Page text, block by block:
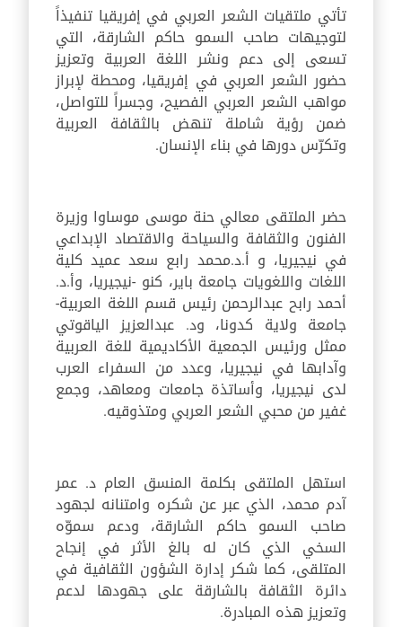
تأتي ملتقيات الشعر العربي في إفريقيا تنفيذاً
لتوجيهات صاحب السمو حاكم الشارقة، التي
تسعى إلى دعم ونشر اللغة العربية وتعزيز
حضور الشعر العربي في إفريقيا، ومحطة لإبراز
مواهب الشعر العربي الفصيح، وجسراً للتواصل،
ضمن رؤية شاملة تنهض بالثقافة العربية
وتكرّس دورها في بناء الإنسان.
حضر الملتقى معالي حنة موسى موساوا وزيرة
الفنون والثقافة والسياحة والاقتصاد الإبداعي
في نيجيريا، و أ.د.محمد رابع سعد عميد كلية
اللغات واللغويات جامعة باير، كنو -نيجيريا، وأ.د.
أحمد رابح عبدالرحمن رئيس قسم اللغة العربية-
جامعة ولاية كدونا، ود. عبدالعزيز الياقوتي
ممثل ورئيس الجمعية الأكاديمية للغة العربية
وآدابها في نيجيريا، وعدد من السفراء العرب
لدى نيجيريا، وأساتذة جامعات ومعاهد، وجمع
غفير من محبي الشعر العربي ومتذوقيه.
استهل الملتقى بكلمة المنسق العام د. عمر
آدم محمد، الذي عبر عن شكره وامتنانه لجهود
صاحب السمو حاكم الشارقة، ودعم سموّه
السخي الذي كان له بالغ الأثر في إنجاح
المتلقى، كما شكر إدارة الشؤون الثقافية في
دائرة الثقافة بالشارقة على جهودها لدعم
وتعزيز هذه المبادرة.